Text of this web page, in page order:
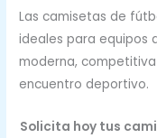
Las camisetas de
ideales para equipos
moderna,
encuentro deportivo.
Solicita hoy tus